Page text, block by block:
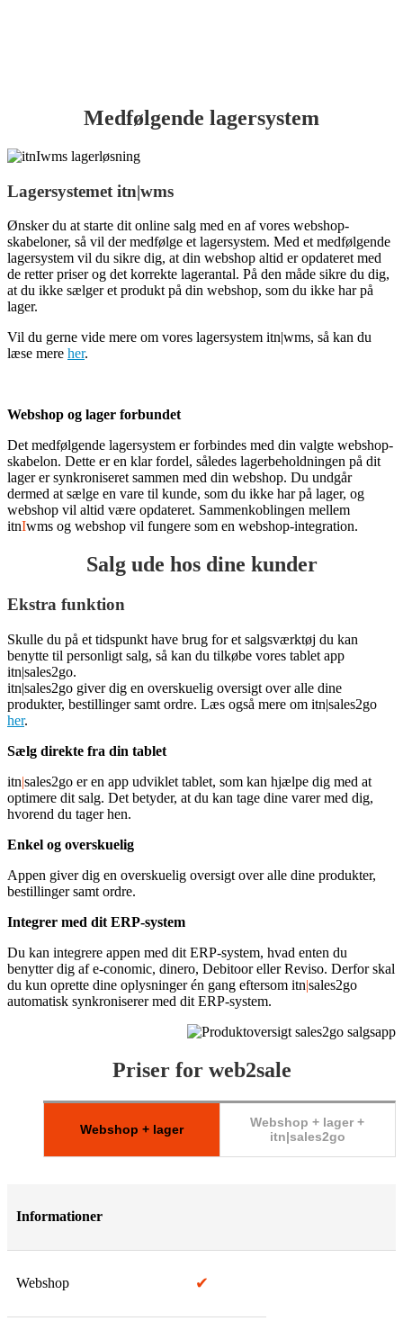
Medfølgende lagersystem
Lagersystemet itn|wms
Ønsker du at starte dit online salg med en af vores webshop-
skabeloner, så vil der medfølge et lagersystem. Med et medfølgende
lagersystem vil du sikre dig, at din webshop altid er opdateret med
de retter priser og det korrekte lagerantal. På den måde sikre du dig,
at du ikke sælger et produkt på din webshop, som du ikke har på
lager.
Vil du gerne vide mere om vores lagersystem itn|wms, så kan du
læse mere her.
Webshop og lager forbundet
Det medfølgende lagersystem er forbindes med din valgte webshop-
skabelon. Dette er en klar fordel, således lagerbeholdningen på dit
lager er synkroniseret sammen med din webshop. Du undgår
dermed at sælge en vare til kunde, som du ikke har på lager, og
webshop vil altid være opdateret. Sammenkoblingen mellem
itnIwms og webshop vil fungere som en webshop-integration.
Salg ude hos dine kunder
Ekstra funktion
Skulle du på et tidspunkt have brug for et salgsværktøj du kan
benytte til personligt salg, så kan du tilkøbe vores tablet app
itn|sales2go.
itn|sales2go giver dig en overskuelig oversigt over alle dine
produkter, bestillinger samt ordre. Læs også mere om itn|sales2go
her.
Sælg direkte fra din tablet
itn|sales2go er en app udviklet tablet, som kan hjælpe dig med at
optimere dit salg. Det betyder, at du kan tage dine varer med dig,
hvorend du tager hen.
Enkel og overskuelig
Appen giver dig en overskuelig oversigt over alle dine produkter,
bestillinger samt ordre.
Integrer med dit ERP-system
Du kan integrere appen med dit ERP-system, hvad enten du
benytter dig af e-conomic, dinero, Debitoor eller Reviso. Derfor skal
du kun oprette dine oplysninger én gang eftersom itn|sales2go
automatisk synkroniserer med dit ERP-system.
Priser for web2sale
Webshop + lager
Webshop + lager +
itn|sales2go
Informationer
Webshop ✔